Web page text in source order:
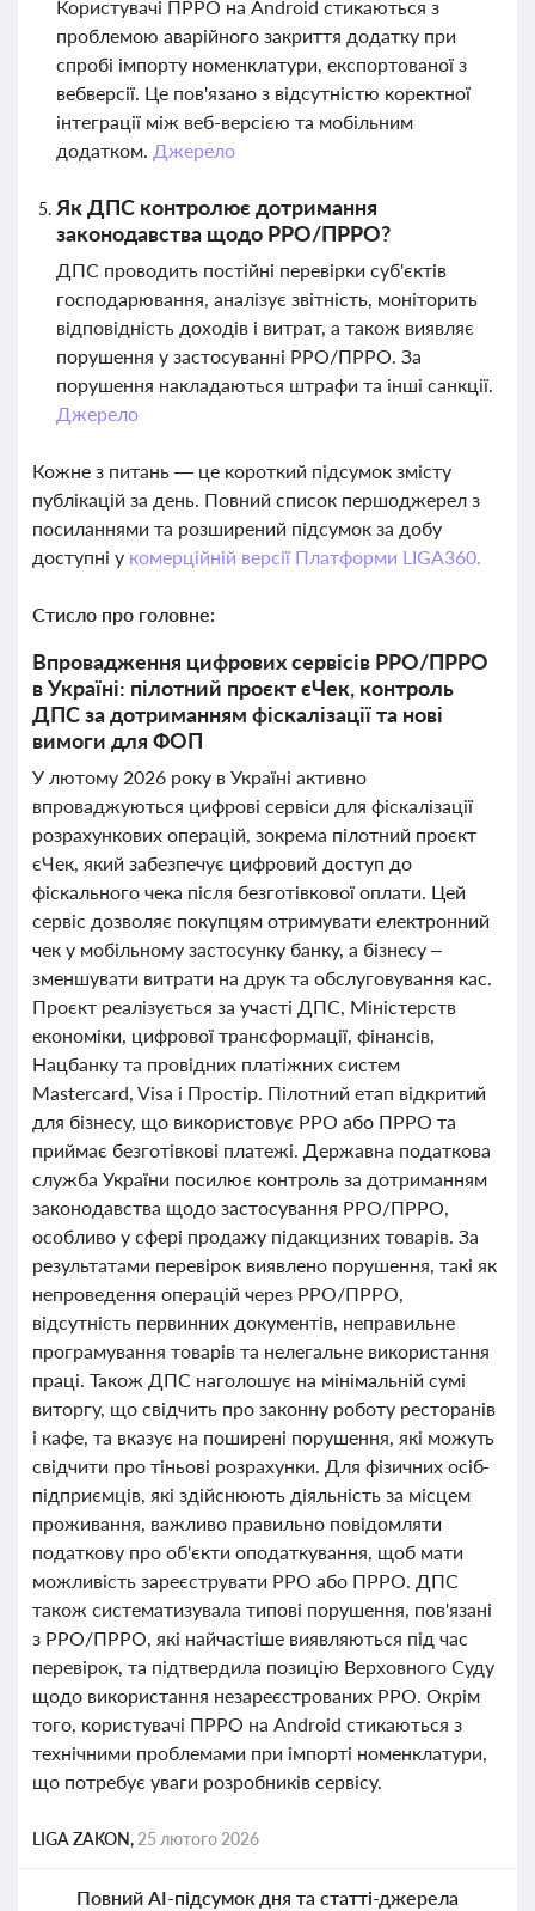
Користувачі ПРРО на Android стикаються з
проблемою аварійного закриття додатку при
спробі імпорту номенклатури, експортованої з
вебверсії. Це пов'язано з відсутністю коректної
інтеграції між веб-версією та мобільним
додатком. Джерело
Як ДПС контролює дотримання
законодавства щодо РРО/ПРРО?
ДПС проводить постійні перевірки суб'єктів
господарювання, аналізує звітність, моніторить
відповідність доходів і витрат, а також виявляє
порушення у застосуванні РРО/ПРРО. За
порушення накладаються штрафи та інші санкції.
Джерело
Кожне з питань — це короткий підсумок змісту
публікацій за день. Повний список першоджерел з
посиланнями та розширений підсумок за добу
доступні у комерційній версії Платформи LIGA360.
Стисло про головне:
Впровадження цифрових сервісів РРО/ПРРО
в Україні: пілотний проєкт єЧек, контроль
ДПС за дотриманням фіскалізації та нові
вимоги для ФОП
У лютому 2026 року в Україні активно
впроваджуються цифрові сервіси для фіскалізації
розрахункових операцій, зокрема пілотний проєкт
єЧек, який забезпечує цифровий доступ до
фіскального чека після безготівкової оплати. Цей
сервіс дозволяє покупцям отримувати електронний
чек у мобільному застосунку банку, а бізнесу –
зменшувати витрати на друк та обслуговування кас.
Проєкт реалізується за участі ДПС, Міністерств
економіки, цифрової трансформації, фінансів,
Нацбанку та провідних платіжних систем
Mastercard, Visa і Простір. Пілотний етап відкритий
для бізнесу, що використовує РРО або ПРРО та
приймає безготівкові платежі. Державна податкова
служба України посилює контроль за дотриманням
законодавства щодо застосування РРО/ПРРО,
особливо у сфері продажу підакцизних товарів. За
результатами перевірок виявлено порушення, такі як
непроведення операцій через РРО/ПРРО,
відсутність первинних документів, неправильне
програмування товарів та нелегальне використання
праці. Також ДПС наголошує на мінімальній сумі
виторгу, що свідчить про законну роботу ресторанів
і кафе, та вказує на поширені порушення, які можуть
свідчити про тіньові розрахунки. Для фізичних осіб-
підприємців, які здійснюють діяльність за місцем
проживання, важливо правильно повідомляти
податкову про об'єкти оподаткування, щоб мати
можливість зареєструвати РРО або ПРРО. ДПС
також систематизувала типові порушення, пов'язані
з РРО/ПРРО, які найчастіше виявляються під час
перевірок, та підтвердила позицію Верховного Суду
щодо використання незареєстрованих РРО. Окрім
того, користувачі ПРРО на Android стикаються з
технічними проблемами при імпорті номенклатури,
що потребує уваги розробників сервісу.
LIGA ZAKON, 25 лютого 2026
Повний AI-підсумок дня та статті-джерела